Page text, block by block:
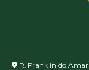
R. Franklin do